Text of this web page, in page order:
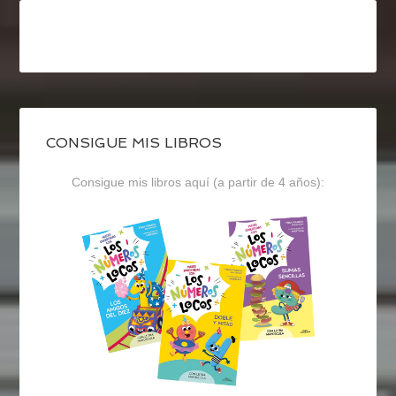
CONSIGUE MIS LIBROS
Consigue mis libros aquí (a partir de 4 años):